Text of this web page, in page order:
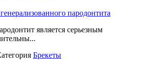
пародонтита
является серьезным
Брекеты